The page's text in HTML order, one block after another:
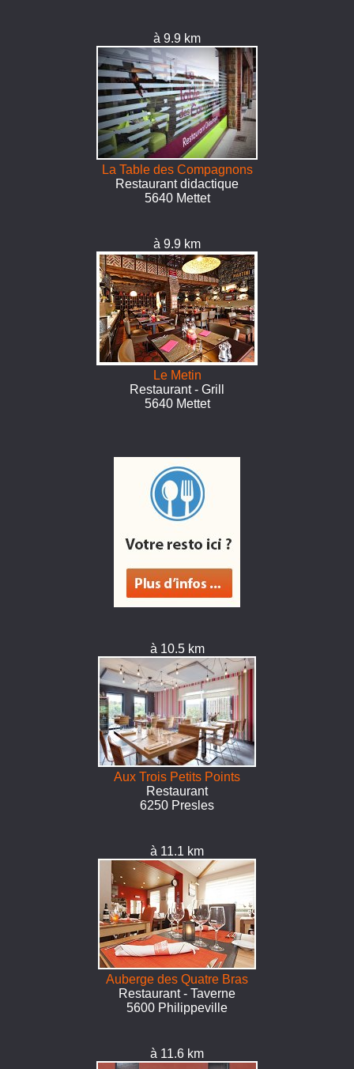
à 9.9 km
La Table des Compagnons
Restaurant didactique
5640 Mettet
à 9.9 km
Le Metin
Restaurant - Grill
5640 Mettet
à 10.5 km
Aux Trois Petits Points
Restaurant
6250 Presles
à 11.1 km
Auberge des Quatre Bras
Restaurant - Taverne
5600 Philippeville
à 11.6 km